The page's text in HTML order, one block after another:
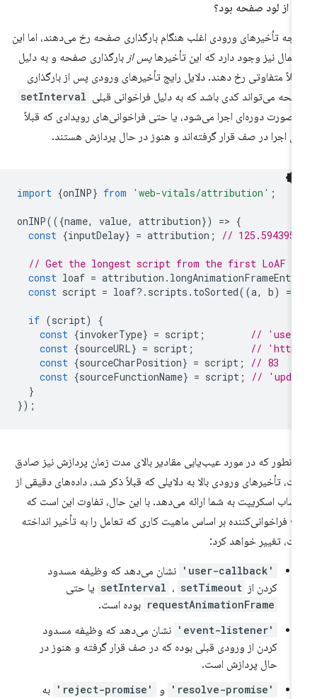
از لود صفحه بود؟
تأخیرهای ورودی اغلب هنگام بارگذاری صفحه رخ می‌دهند، اما این
نیز وجود دارد که این تأخیرهاپس ازبارگذاری صفحه و به دلیل
متفاوتی رخ دهند. دلایل رایج تأخیرهای ورودی پس از بارگذاری
می‌تواند کدی باشد که به دلیل فراخوانی قبلی setInterval
صورت دوره‌ای اجرا می‌شود، یا حتی فراخوانی‌های رویدادی که قبلاً
اجرا در صف قرار گرفته‌اند و هنوز در حال پردازش هستند.
import {onINP} from 'web-vitals/attribution'
onINP(({name, value, attribution }) =
const {inputDelay = attribution; //
// Get the longest script from the first LoAF
const loaf = attribution.
const script = loaf?.scripts.toSorted(( a, b
if (script
const {invokerType = script
//
const {sourceURL = script
//
const {sourceCharPosition = script; // 83
const {sourceFunctionName = script;
//
که در مورد عیب‌یابی مقادیر بالای مدت زمان پردازش نیز صادق
تأخیرهای ورودی بالا به دلایلی که قبلاً ذکر شد، داده‌های دقیقی از
اسکریپت به شما ارائه می‌دهد. با این حال، تفاوت این است که
فراخوانی‌کننده بر اساس ماهیت کاری که تعامل را به تأخیر انداخته
تغییر خواهد کرد:
'user-callback'
نشان می‌دهد که وظیفه مسدود
کردن از
setInterval ، setTimeout یا حتی
requestAnimationFrame بوده است.
'event-listener'
نشان می‌دهد که وظیفه مسدود
کردن از ورودی قبلی بوده که در صف قرار گرفته و هنوز در
حال پردازش است.
'resolve-promise' و
به